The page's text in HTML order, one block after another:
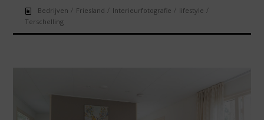
Bedrijven / Friesland / Interieurfotografie / lifestyle /
Terschelling